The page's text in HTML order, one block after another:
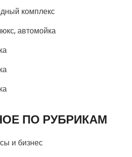
комплекс
автомойка
ПО РУБРИКАМ
и бизнес